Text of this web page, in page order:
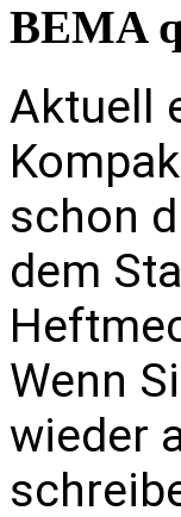
BEMA
Aktuell
schon
dem
Wenn
wieder